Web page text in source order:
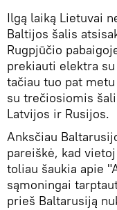
Ilgą laiką Lietuvai
Baltijos šalis
Rugpjūčio
prekiauti elektra
tačiau tuo pat
su trečiosiomis
Latvijos ir Rusijos.
Anksčiau
pareiškė, kad
toliau šaukia apie
sąmoningai
prieš Baltarusiją